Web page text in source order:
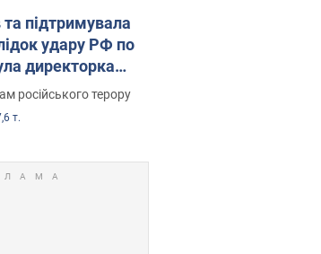
підтримувала
удару РФ по
директорка
її чоловік та онук
російського терору
т.